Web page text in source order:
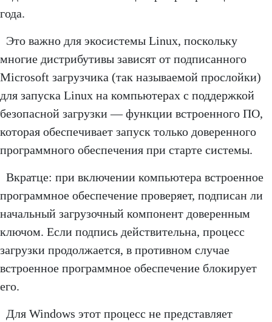
года.
Это важно для экосистемы Linux, поскольку
многие дистрибутивы зависят от подписанного
Microsoft загрузчика (так называемой прослойки)
для запуска Linux на компьютерах с поддержкой
безопасной загрузки — функции встроенного ПО,
которая обеспечивает запуск только доверенного
программного обеспечения при старте системы.
Вкратце: при включении компьютера встроенное
программное обеспечение проверяет, подписан ли
начальный загрузочный компонент доверенным
ключом. Если подпись действительна, процесс
загрузки продолжается, в противном случае
встроенное программное обеспечение блокирует
его.
Для Windows этот процесс не представляет